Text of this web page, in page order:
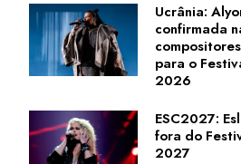
Ucrânia:
confirmada
para o
2026
ESC2027:
fora do
2027